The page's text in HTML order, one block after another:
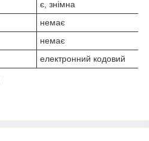
є, знімна
немає
немає
електронний кодовий